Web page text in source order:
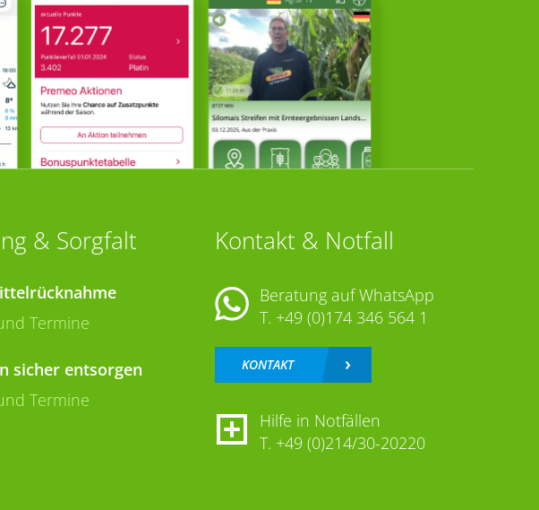
& Sorgfalt
Termine
sicher entsorgen
Termine
Kontakt & Notfall
Beratung auf WhatsApp
T. +49 (0)174 346 564 1
KONTAKT
Hilfe in Notfällen
T. +49 (0)214/30-20220